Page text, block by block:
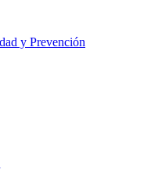
y Prevención